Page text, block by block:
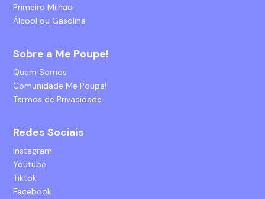
Primeiro Milhão
Álcool ou Gasolina
Sobre a Me Poupe!
Quem Somos
Comunidade Me Poupe!
Termos de Privacidade
Redes Sociais
Instagram
Youtube
Tiktok
Facebook